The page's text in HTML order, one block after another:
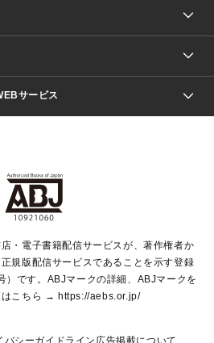
ス
ズ
サービス
HERITAGE
・電子書籍配信サービスが、著作権者か
規版配信サービスであることを示す登録
です。ABJマークの詳細、ABJマークを
はこちら → https://aebs.or.jp/
バシーガイドライン 広告掲載について